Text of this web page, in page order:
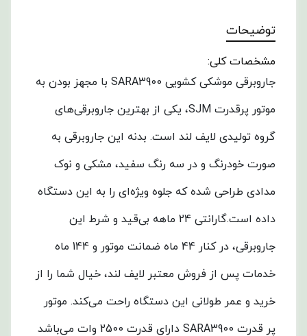
توضیحات
مشخصات کلی:
جاروبرقی موشکی کشویی SARA3900 با مجهز بودن به
موتور پرقدرت SJM، یکی از بهترین جاروبرقی‌های
گروه تولیدی لایف‌ لند است. بدنه این جاروبرقی به
صورت خودرنگ و در سه رنگ سفید، مشکی و نوک‌
مدادی طراحی شده که جلوه ویژه‌ای را به این دستگاه
داده است.
گارانتی 24 ماهه بی‌قید و شرط این
جاروبرقی، در کنار 44 ماه ضمانت موتور و 144 ماه
خدمات پس از فروش معتبر لایف‌ لند، خیال شما را از
خرید و عمر طولانی این دستگاه راحت می‌کند. موتور
پر قدرت SARA3900 دارای قدرت 2500 وات می‌باشد